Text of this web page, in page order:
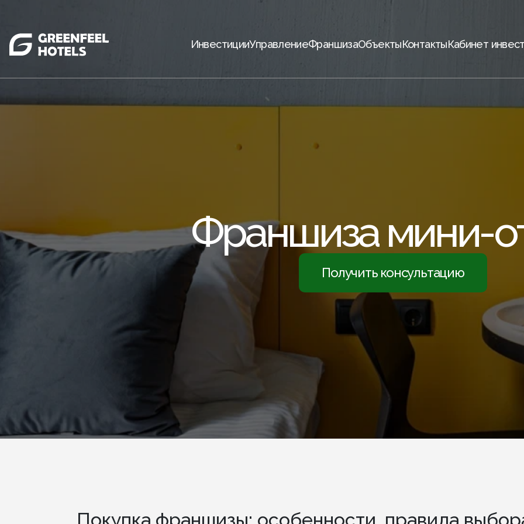
ИнвестицииУправлениеФраншизаОбъектыКонтактыКабинет
Франшиза мини-
Получить консультацию
Покупка франшизы: особенности, правила